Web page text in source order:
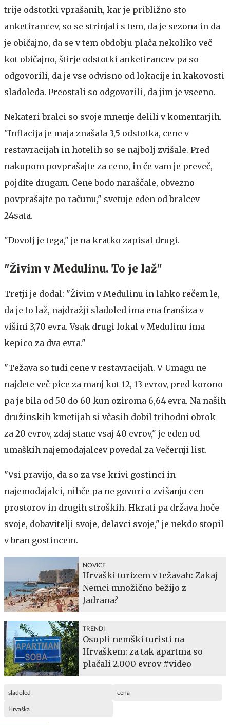
trije odstotki vprašanih, kar je približno sto
anketirancev, so se strinjali s tem, da je sezona in da
je običajno, da se v tem obdobju plača nekoliko več
kot običajno, štirje odstotki anketirancev pa so
odgovorili, da je vse odvisno od lokacije in kakovosti
sladoleda. Preostali so odgovorili, da jim je vseeno.
Nekateri bralci so svoje mnenje delili v komentarjih.
"Inflacija je maja znašala 3,5 odstotka, cene v
restavracijah in hotelih so se najbolj zvišale. Pred
nakupom povprašajte za ceno, in če vam je preveč,
pojdite drugam. Cene bodo naraščale, obvezno
povprašajte po računu," svetuje eden od bralcev
24sata.
"Dovolj je tega," je na kratko zapisal drugi.
"Živim v Medulinu. To je laž"
Tretji je dodal: "Živim v Medulinu in lahko rečem le,
da je to laž, najdražji sladoled ima ena franšiza v
višini 3,70 evra. Vsak drugi lokal v Medulinu ima
kepico za dva evra."
"Težava so tudi cene v restavracijah. V Umagu ne
najdete več pice za manj kot 12, 13 evrov, pred korono
pa je bila od 50 do 60 kun oziroma 6,64 evra. Na naših
družinskih kmetijah si včasih dobil trihodni obrok
za 20 evrov, zdaj stane vsaj 40 evrov," je eden od
umaških najemodajalcev povedal za Večernji list.
"Vsi pravijo, da so za vse krivi gostinci in
najemodajalci, nihče pa ne govori o zvišanju cen
prostorov in drugih stroških. Hkrati pa država hoče
svoje, dobavitelji svoje, delavci svoje," je nekdo stopil
v bran gostincem.
NOVICE
Hrvaški turizem v težavah: Zakaj
Nemci množično bežijo z
Jadrana?
TRENDI
Osupli nemški turisti na
Hrvaškem: za tak apartma so
plačali 2.000 evrov #video
sladoled cena
Hrvaška